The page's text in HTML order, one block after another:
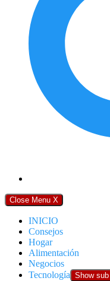
Close Menu X
INICIO
Consejos
Hogar
Alimentación
Negocios
Tecnología Show